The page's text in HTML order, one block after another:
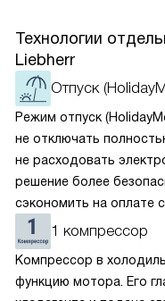
Технологии
Liebherr
Отпуск
Режим отпуск
не отключать
не расходовать
решение более
сэкономить на оплате
вентилятор и
устанавливается
позволяет сохранить
и избежать появление
1 компрессор
Компрессор в
функцию мотора. Его